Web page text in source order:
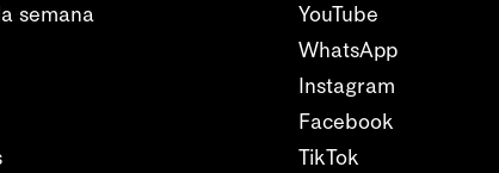
semana
YouTube
WhatsApp
Instagram
Facebook
TikTok